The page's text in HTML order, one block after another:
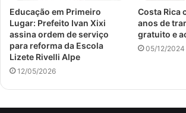
Educação em Primeiro
Lugar: Prefeito Ivan Xixi
assina ordem de serviço
para reforma da Escola
Lizete Rivelli Alpe
12/05/2026
Costa Rica
anos de
gratuito e
05/12/2024